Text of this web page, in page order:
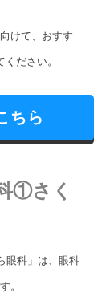
けて、おすす
ださい。
ちら
①さく
眼科」は、眼科
。